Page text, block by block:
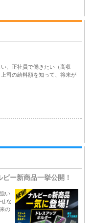
、正社員で働きたい（高収
司の給料額を知って、将来が
ー新商品一挙公開！
い
な
の